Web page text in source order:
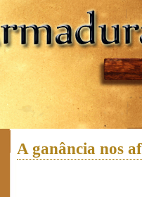
A ganância nos